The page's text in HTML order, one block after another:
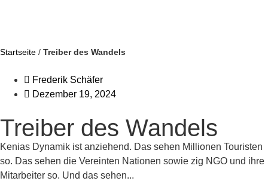
Startseite / Treiber des Wandels
Frederik Schäfer
Dezember 19, 2024
Treiber des Wandels
Kenias Dynamik ist anziehend. Das sehen Millionen Touristen
so. Das sehen die Vereinten Nationen sowie zig NGO und ihre
Mitarbeiter so. Und das sehen...